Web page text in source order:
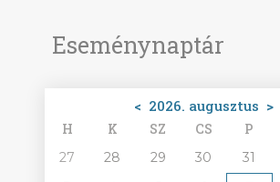
Eseménynaptár
< 2026. augusztus >
H K SZ CS P
27 28 29 30 31